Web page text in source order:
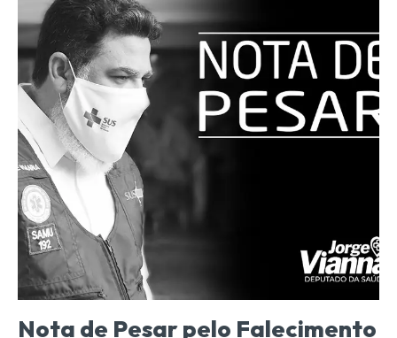
Nota de Pesar pelo Falecimento